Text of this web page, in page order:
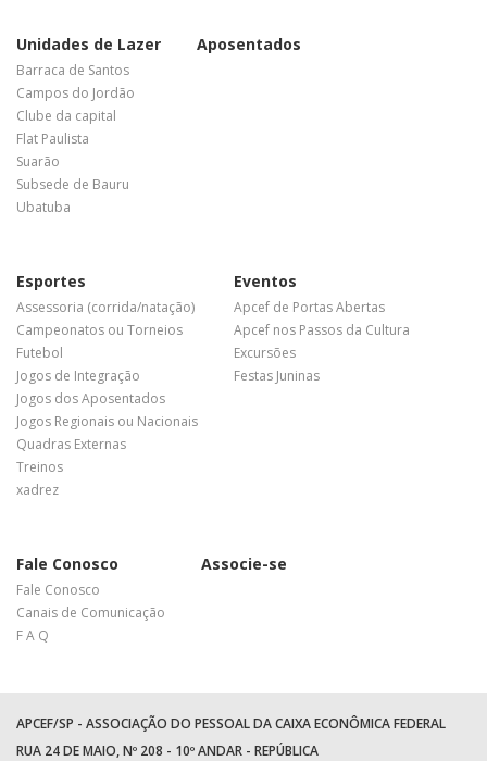
Unidades de Lazer
Barraca de Santos
Campos do Jordão
Clube da capital
Flat Paulista
Suarão
Subsede de Bauru
Ubatuba
Aposentados
Esportes
Assessoria (corrida/natação)
Campeonatos ou Torneios
Futebol
Jogos de Integração
Jogos dos Aposentados
Jogos Regionais ou Nacionais
Quadras Externas
Treinos
xadrez
Eventos
Apcef de Portas Abertas
Apcef nos Passos da Cultura
Excursões
Festas Juninas
Fale Conosco
Fale Conosco
Canais de Comunicação
F A Q
Associe-se
APCEF/SP - ASSOCIAÇÃO DO PESSOAL DA CAIXA ECONÔMICA FEDERAL
RUA 24 DE MAIO, Nº 208 - 10º ANDAR - REPÚBLICA